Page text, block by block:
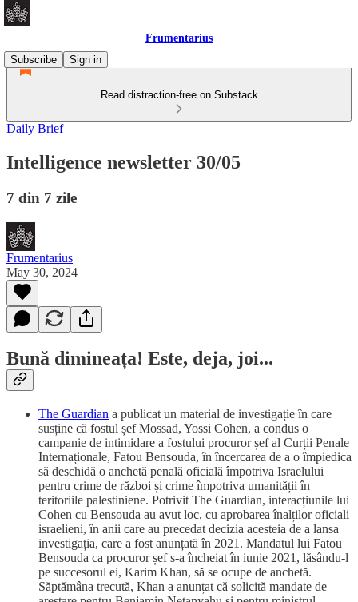
Frumentarius
Subscribe
Sign in
Read distraction-free on Substack
Daily Brief
Intelligence newsletter 30/05
7 din 7 zile
Frumentarius
May 30, 2024
Bună dimineața! Este, deja, joi...
The Guardian a publicat un material de investigație în care
susține că fostul șef Mossad, Yossi Cohen, a condus o
campanie de intimidare a fostului procuror șef al Curții Penale
Internaționale, Fatou Bensouda, în încercarea de a o împiedica
să deschidă o anchetă penală oficială împotriva Israelului
pentru crime de război și crime împotriva umanității în
teritoriile palestiniene. Potrivit The Guardian, interacțiunile lui
Cohen cu Bensouda au avut loc, cu aprobarea înalților oficiali
israelieni, în anii care au precedat decizia acesteia de a lansa
investigația, care a fost anunțată în 2021. Mandatul lui Fatou
Bensouda ca procuror șef s-a încheiat în iunie 2021, lăsându-l
pe succesorul ei, Karim Khan, să se ocupe de anchetă.
Săptămâna trecută, Khan a anunțat că solicită mandate de